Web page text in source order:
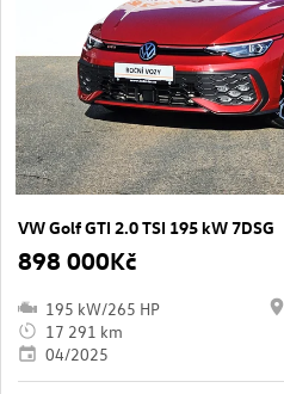
VW Golf GTI 2.0 TSI 195 kW 7DSG
898 000Kč
195 kW/265 HP
17 291 km
04/2025